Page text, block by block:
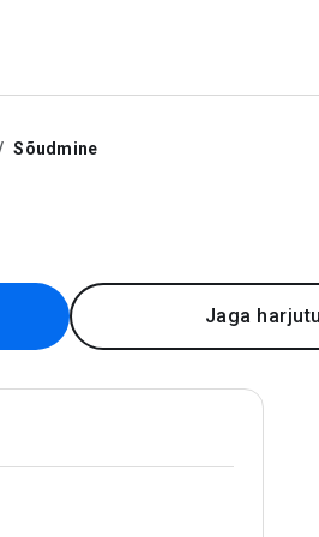
Sõudmine
Jaga